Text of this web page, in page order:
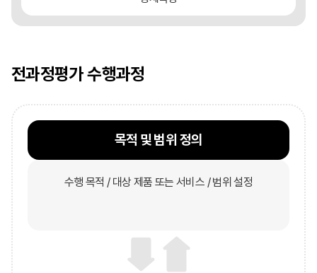
전과정평가수행과정
목적 및 범위 정의
수행 목적 / 대상 제품 또는 서비스 / 범위 설정